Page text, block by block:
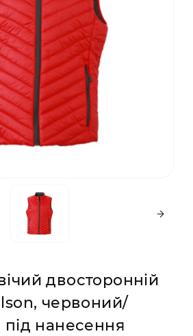
двосторонній
червоний/
нанесення